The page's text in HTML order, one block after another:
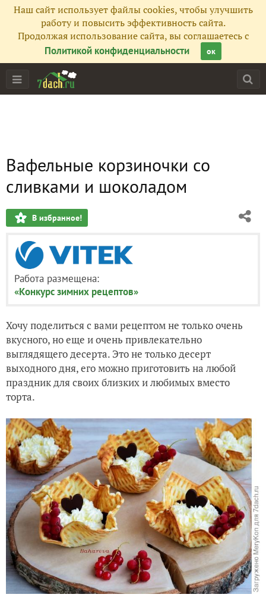
Наш сайт использует файлы cookies, чтобы улучшить
работу и повысить эффективность сайта.
Продолжая использование сайта, вы соглашаетесь с
Политикой конфиденциальности
ок
Вафельные корзиночки со
сливками и шоколадом
В избранное!
Работа размещена:
«Конкурс зимних рецептов»
Хочу поделиться с вами рецептом не только очень
вкусного, но еще и очень привлекательно
выглядящего десерта. Это не только десерт
выходного дня, его можно приготовить на любой
праздник для своих близких и любимых вместо
торта.